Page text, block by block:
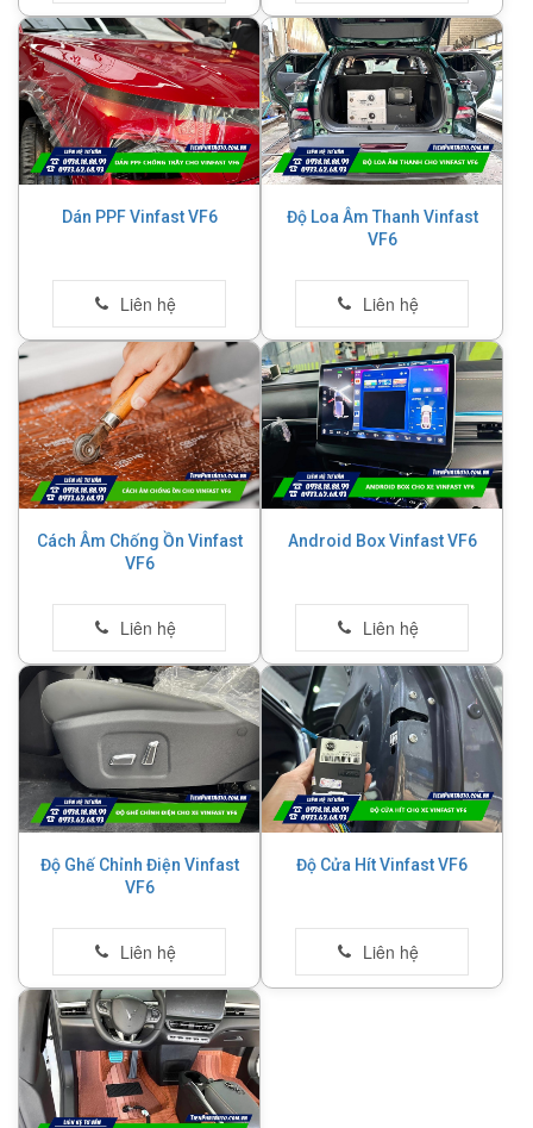
Dán PPF Vinfast VF6
Độ Loa Âm Thanh Vinfast
VF6
Cách Âm Chống Ồn Vinfast
VF6
Android Box Vinfast VF6
Độ Ghế Chỉnh Điện Vinfast
VF6
Độ Cửa Hít Vinfast VF6